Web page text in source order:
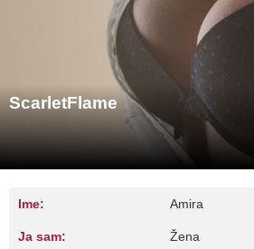
ScarletFlame
Ime: Amira
Ja sam: Žena